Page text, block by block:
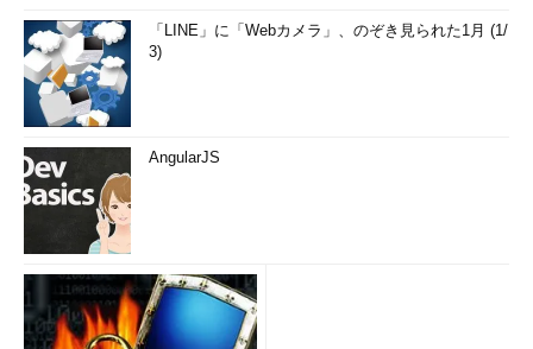
「LINE」に「Webカメラ」、のぞき見られた1月 (1/
3)
AngularJS